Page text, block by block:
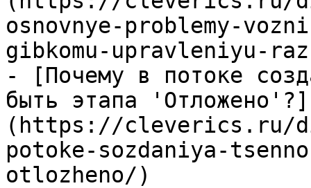
osnovnye-problemy-
gibkomu-upravleniyu-
- [Почему в потоке
быть этапа 'Отложено'?]
(https://cleverics.ru/
potoke-sozdaniya-
otlozheno/)